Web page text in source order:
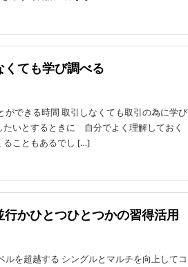
ても学び調べる
できる時間 取引しなくても取引の為に学び
いとするときに 自分でよく理解しておく
ることもあるでし […]
行かひとつひとつかの習得活用
を超越する シングルとマルチを向上してコ